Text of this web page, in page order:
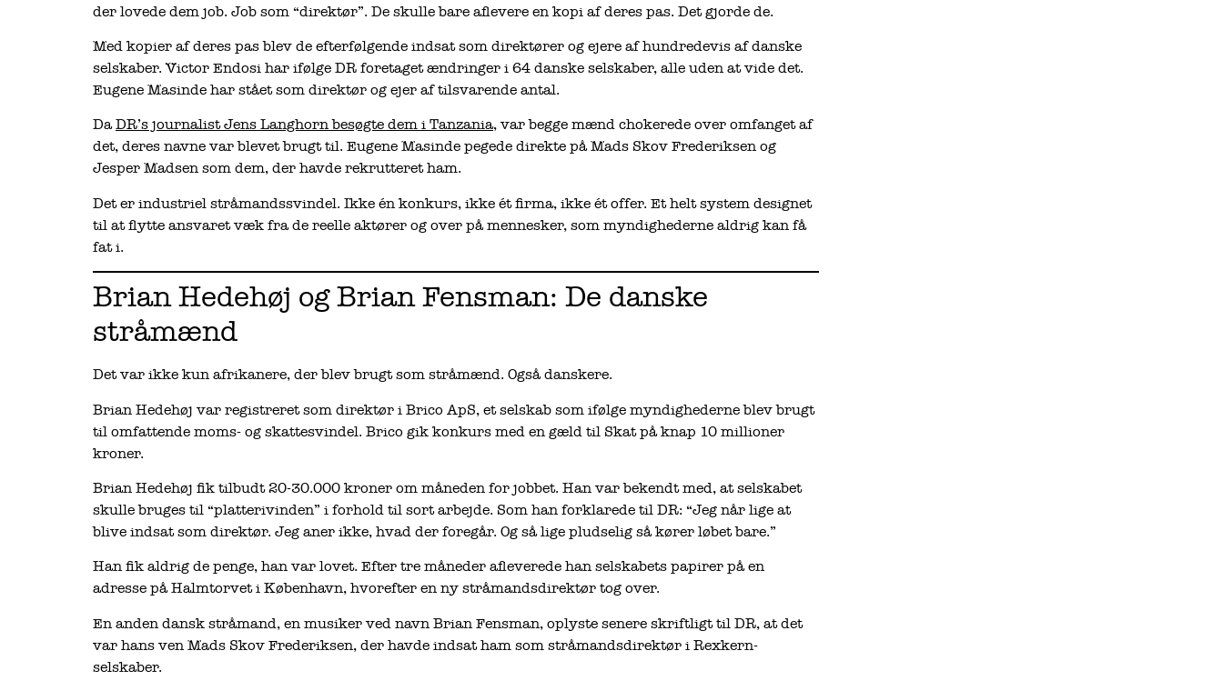
der lovede dem job. Job som “direktør”. De skulle bare aflevere en kopi af deres pas. Det gjorde de.
Med kopier af deres pas blev de efterfølgende indsat som direktører og ejere af hundredevis af danske
selskaber. Victor Endosi har ifølge DR foretaget ændringer i 64 danske selskaber, alle uden at vide det.
Eugene Masinde har stået som direktør og ejer af tilsvarende antal.
DaDR’s journalist Jens Langhorn besøgte dem i Tanzania, var begge mænd chokerede over omfanget af
det, deres navne var blevet brugt til. Eugene Masinde pegede direkte på Mads Skov Frederiksen og
Jesper Madsen som dem, der havde rekrutteret ham.
Det er industriel stråmandssvindel. Ikke én konkurs, ikke ét firma, ikke ét offer. Et helt system designet
til at flytte ansvaret væk fra de reelle aktører og over på mennesker, som myndighederne aldrig kan få
fat i.
Brian Hedehøj og Brian Fensman: De danske
stråmænd
Det var ikke kun afrikanere, der blev brugt som stråmænd. Også danskere.
Brian Hedehøj var registreret som direktør i Brico ApS, et selskab som ifølge myndighederne blev brugt
til omfattende moms- og skattesvindel. Brico gik konkurs med en gæld til Skat på knap 10 millioner
kroner.
Brian Hedehøj fik tilbudt 20-30.000 kroner om måneden for jobbet. Han var bekendt med, at selskabet
skulle bruges til “platterivinden” i forhold til sort arbejde. Som han forklarede til DR: “Jeg når lige at
blive indsat som direktør. Jeg aner ikke, hvad der foregår. Og så lige pludselig så kører løbet bare.”
Han fik aldrig de penge, han var lovet. Efter tre måneder afleverede han selskabets papirer på en
adresse på Halmtorvet i København, hvorefter en ny stråmandsdirektør tog over.
En anden dansk stråmand, en musiker ved navn Brian Fensman, oplyste senere skriftligt til DR, at det
var hans ven Mads Skov Frederiksen, der havde indsat ham som stråmandsdirektør i Rexkern-
selskaber.